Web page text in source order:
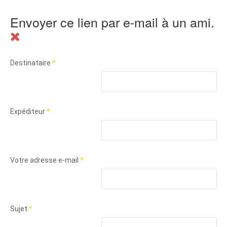
Envoyer ce lien par e-mail à un ami.
Destinataire *
Expéditeur*
Votre adresse e-mail *
Sujet *